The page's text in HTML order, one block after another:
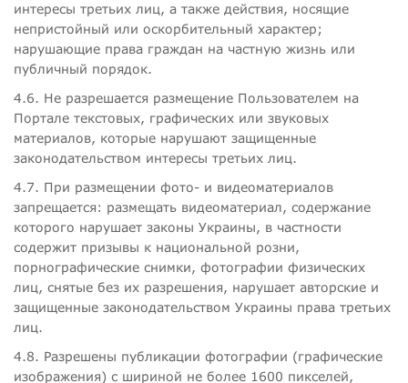
интересы третьих лиц, а также действия, носящие
непристойный или оскорбительный характер;
нарушающие права граждан на частную жизнь или
публичный порядок.
4.6. Не разрешается размещение Пользователем на
Портале текстовых, графических или звуковых
материалов, которые нарушают защищенные
законодательством интересы третьих лиц.
4.7. При размещении фото- и видеоматериалов
запрещается: размещать видеоматериал, содержание
которого нарушает законы Украины, в частности
содержит призывы к национальной розни,
порнографические снимки, фотографии физических
лиц, снятые без их разрешения, нарушает авторские и
защищенные законодательством Украины права третьих
лиц.
4.8. Разрешены публикации фотографии (графические
изображения) с шириной не более 1600 пикселей,